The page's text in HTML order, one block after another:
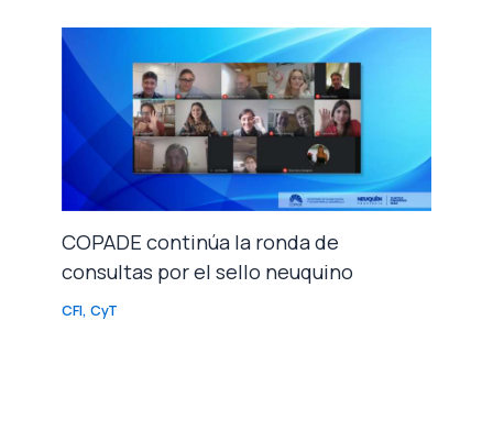
COPADE continúa la ronda de
consultas por el sello neuquino
CFI,CyT